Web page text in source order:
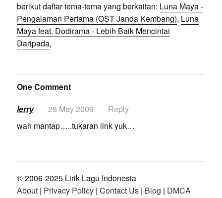
berikut daftar tema-tema yang berkaitan: Luna Maya -
Pengalaman Pertama (OST Janda Kembang), Luna
Maya feat. Dodirama - Lebih Baik Mencintai
Daripada,
One Comment
lerry
28 May 2009
Reply
wah mantap…..tukaran link yuk…
© 2006-2025 Lirik Lagu Indonesia
About| Privacy Policy| Contact Us| Blog | DMCA